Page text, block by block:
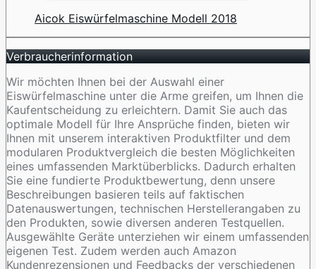
Aicok Eiswürfelmaschine Modell 2018
Verbraucherinformation
Wir möchten Ihnen bei der Auswahl einer
Eiswürfelmaschine unter die Arme greifen, um Ihnen die
Kaufentscheidung zu erleichtern. Damit Sie auch das
optimale Modell für Ihre Ansprüche finden, bieten wir
Ihnen mit unserem interaktiven Produktfilter und dem
modularen Produktvergleich die besten Möglichkeiten
eines umfassenden Marktüberblicks. Dadurch erhalten
Sie eine fundierte Produktbewertung, denn unsere
Beschreibungen basieren teils auf faktischen
Datenauswertungen, technischen Herstellerangaben zu
den Produkten, sowie diversen anderen Testquellen.
Ausgewählte Geräte unterziehen wir einem umfassenden
eigenen Test. Zudem werden auch Amazon
Kundenrezensionen und Feedbacks der verschiedenen